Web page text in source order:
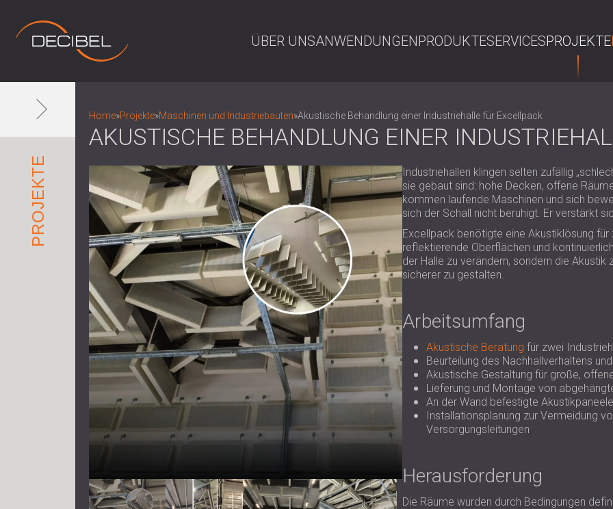
ÜBER UNSANWENDUNGENPRODUKTESERVICESPROJEKTE
PROJEKTE
Home»Projekte»Maschinen und Industriebauten»Akustische Behandlung einer Industriehalle für Excellpack
AKUSTISCHE BEHANDLUNG EINER
Industriehallen klingen selten zufällig
sie gebaut sind: hohe Decken, offene
kommen laufende Maschinen und sich
sich der Schall nicht beruhigt. Er verstärkt
Excellpack benötigte eine Akustiklösung
reflektierende Oberflächen und
der Halle zu verändern, sondern die
sicherer zu gestalten.
Arbeitsumfang
Akustische Beratung für zwei
Beurteilung des Nachhallverhaltens
Akustische Gestaltung für große,
Lieferung und Montage von
An der Wand befestigte
Installationsplanung zur Vermeidung
Versorgungsleitungen
Herausforderung
Die Räume wurden durch Bedingungen